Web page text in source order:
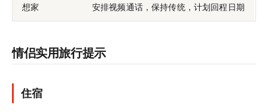
想家 安排视频通话，保持传统，计划回程日期
情侣实用旅行提示
住宿